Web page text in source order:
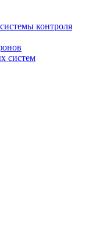
контроля
систем